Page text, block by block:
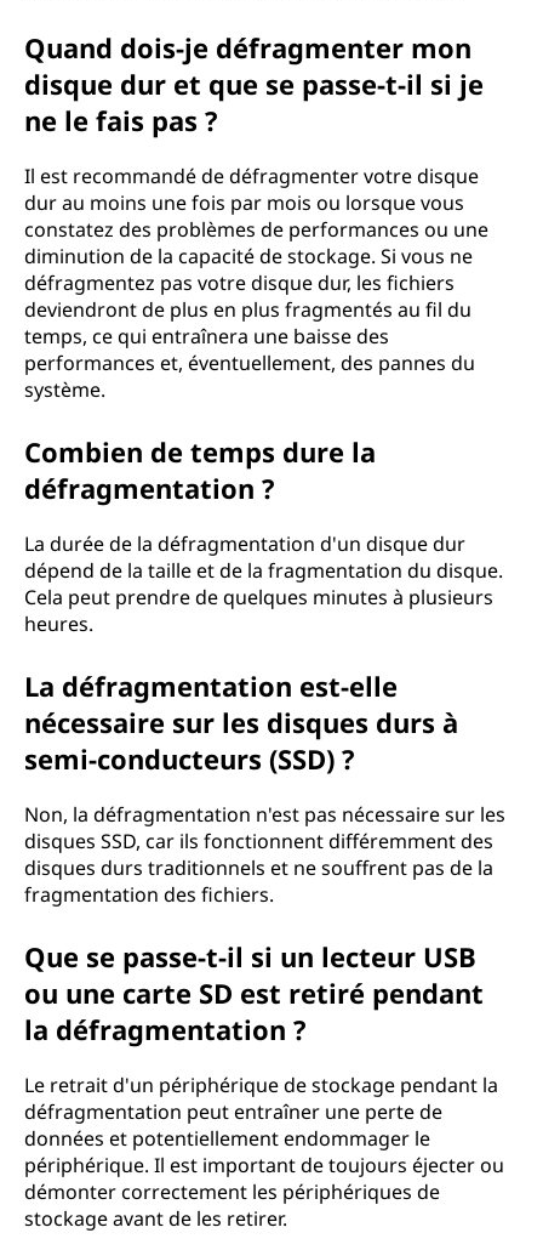
Quand dois-je défragmenter mon
disque dur et que se passe-t-il si je
ne le fais pas ?
Il est recommandé de défragmenter votre disque
dur au moins une fois par mois ou lorsque vous
constatez des problèmes de performances ou une
diminution de la capacité de stockage. Si vous ne
défragmentez pas votre disque dur, les fichiers
deviendront de plus en plus fragmentés au fil du
temps, ce qui entraînera une baisse des
performances et, éventuellement, des pannes du
système.
Combien de temps dure la
défragmentation ?
La durée de la défragmentation d'un disque dur
dépend de la taille et de la fragmentation du disque.
Cela peut prendre de quelques minutes à plusieurs
heures.
La défragmentation est-elle
nécessaire sur les disques durs à
semi-conducteurs (SSD) ?
Non, la défragmentation n'est pas nécessaire sur les
disques SSD, car ils fonctionnent différemment des
disques durs traditionnels et ne souffrent pas de la
fragmentation des fichiers.
Que se passe-t-il si un lecteur USB
ou une carte SD est retiré pendant
la défragmentation ?
Le retrait d'un périphérique de stockage pendant la
défragmentation peut entraîner une perte de
données et potentiellement endommager le
périphérique. Il est important de toujours éjecter ou
démonter correctement les périphériques de
stockage avant de les retirer.